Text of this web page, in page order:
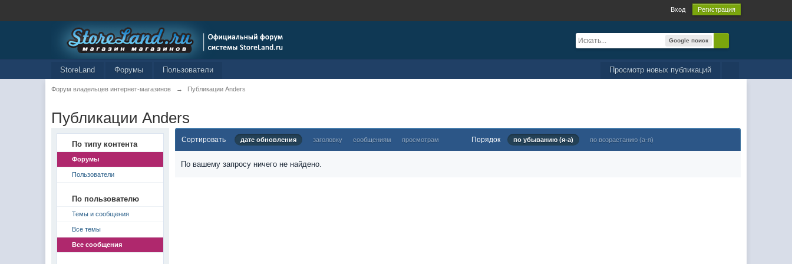
Вход Регистрация
Google поиск
Просмотр новых публикаций
StoreLand Форумы Пользователи
Форум владельцев интернет-магазинов → Публикации Anders
Публикации Anders
По типу контента
Форумы
Пользователи
По пользователю
Темы и сообщения
Все темы
Все сообщения
Сортировать дате обновления заголовку сообщениям просмотрам Порядок по убыванию (я-а) по возрастанию (а-я)
По вашему запросу ничего не найдено.